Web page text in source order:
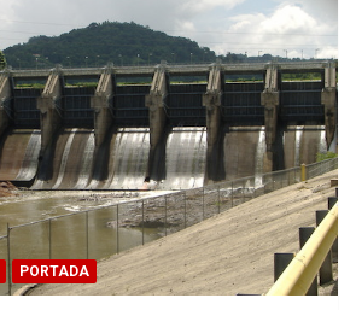
PORTADA